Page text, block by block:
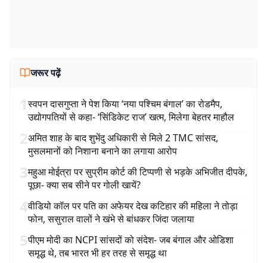
जरूर पढ़ें
1स्वपन दासगुप्ता ने पेश किया ‘नया पश्चिम बंगाल’ का रोडमैप,
उद्योगपतियों से कहा- ‘सिंडिकेट राज’ खत्म, मिलेगा बेहतर माहौल
2अमित शाह के बाद शुभेंदु अधिकारी से मिले 2 TMC सांसद,
मुसलमानों को निशाना बनाने का लगाया आरोप
3महुआ मोईत्रा पर सुप्रीम कोर्ट की टिप्पणी से भड़के अभिजीत दीपके,
पूछा- क्या सब सीने पर गोली खायें?
4वीडियो कॉल पर पति का अफेयर देख कटिहार की महिला ने तोड़ा
फोन, ससुराल वालों ने खंभे से बांधकर जिंदा जलाया
5पीएम मोदी का NCPI सांसदों को संदेश- जब बंगाल और ओडिशा
समृद्ध थे, तब भारत भी हर तरह से समृद्ध था